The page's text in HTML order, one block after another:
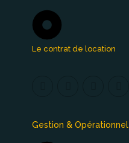
Le contrat de location
Gestion & Opérationnel